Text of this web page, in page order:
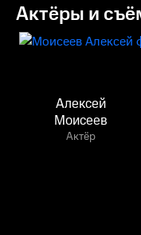
Актёры и
Алексей
Моисеев
Актёр